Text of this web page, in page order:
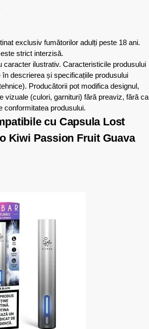
exclusiv fumătorilor adulți peste 18 ani.
strict interzisă.
caracter ilustrativ. Caracteristicile produsului
descrierea și specificațiile produsului
Producătorii pot modifica designul,
vizuale (culori, garnituri) fără preaviz, fără ca
conformitatea produsului.
cu Capsula Lost
Kiwi Passion Fruit Guava